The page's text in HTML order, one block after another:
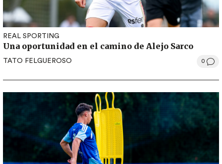
REAL SPORTING
Una oportunidad en el camino de Alejo Sarco
TATO FELGUEROSO 0